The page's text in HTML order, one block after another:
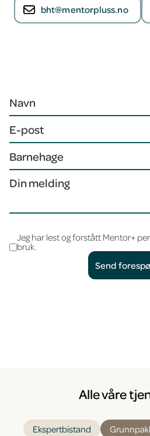
bht@mentorpluss.no
Jeg har lest og forstått Mentor+
bruk.
Alle våre
Ekspertbistand